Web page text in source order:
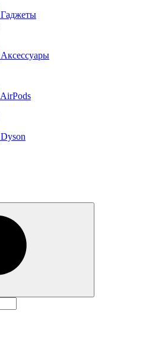
Гаджеты
Аксессуары
AirPods
Dyson